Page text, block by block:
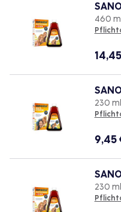
460 ml
14,45
230 ml
9,45
230